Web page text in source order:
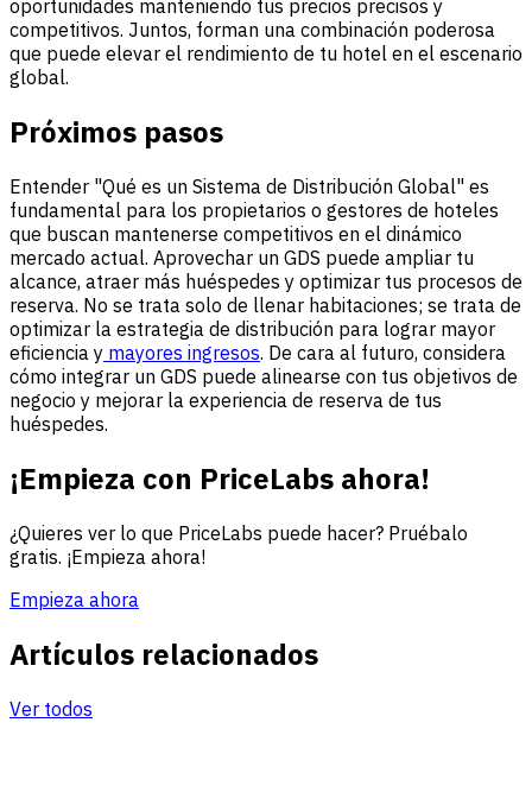
oportunidades manteniendo tus precios precisos y
competitivos. Juntos, forman una combinación poderosa
que puede elevar el rendimiento de tu hotel en el escenario
global.
Próximos pasos
Entender "Qué es un Sistema de Distribución Global" es
fundamental para los propietarios o gestores de hoteles
que buscan mantenerse competitivos en el dinámico
mercado actual. Aprovechar un GDS puede ampliar tu
alcance, atraer más huéspedes y optimizar tus procesos de
reserva. No se trata solo de llenar habitaciones; se trata de
optimizar la estrategia de distribución para lograr mayor
eficiencia y mayores ingresos. De cara al futuro, considera
cómo integrar un GDS puede alinearse con tus objetivos de
negocio y mejorar la experiencia de reserva de tus
huéspedes.
¡Empieza con PriceLabs ahora!
¿Quieres ver lo que PriceLabs puede hacer? Pruébalo
gratis. ¡Empieza ahora!
Empieza ahora
Artículos relacionados
Ver todos